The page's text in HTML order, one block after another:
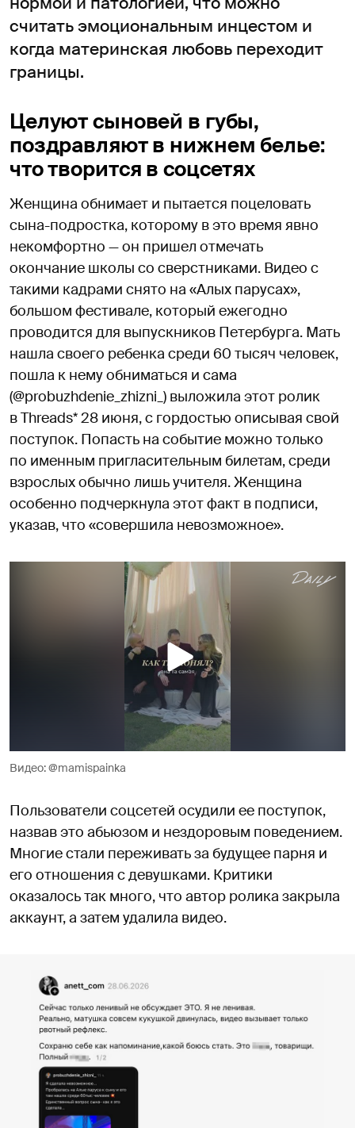
считать эмоциональным инцестом и
когда материнская любовь переходит
границы.
Целуют сыновей в губы,
поздравляют в нижнем белье:
что творится в соцсетях
Женщина обнимает и пытается поцеловать
сына-подростка, которому в это время явно
некомфортно — он пришел отмечать
окончание школы со сверстниками. Видео с
такими кадрами снято на «Алых парусах»,
большом фестивале, который ежегодно
проводится для выпускников Петербурга. Мать
нашла своего ребенка среди 60 тысяч человек,
пошла к нему обниматься и сама
(@probuzhdenie_zhizni_) выложила этот ролик
в Threads* 28 июня, с гордостью описывая свой
поступок. Попасть на событие можно только
по именным пригласительным билетам, среди
взрослых обычно лишь учителя. Женщина
особенно подчеркнула этот факт в подписи,
указав, что «совершила невозможное».
Видео: @mamispainka
Пользователи соцсетей осудили ее поступок,
назвав это абьюзом и нездоровым поведением.
Многие стали переживать за будущее парня и
его отношения с девушками. Критики
оказалось так много, что автор ролика закрыла
аккаунт, а затем удалила видео.